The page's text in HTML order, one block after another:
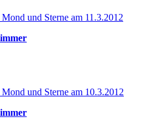
und Sterne am 11.3.2012
und Sterne am 10.3.2012